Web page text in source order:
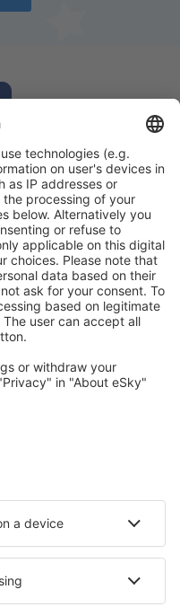
und planen